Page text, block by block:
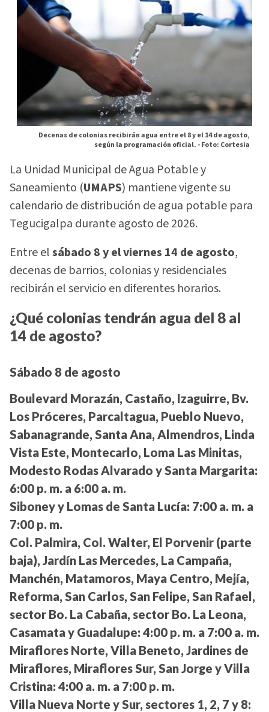
Decenas de colonias recibirán agua entre el 8 y el 14 de agosto,
según la programación oficial. -Foto: Cortesia
La Unidad Municipal de Agua Potable y
Saneamiento (UMAPS) mantiene vigente su
calendario de distribución de agua potable para
Tegucigalpa durante agosto de 2026.
Entre elsábado 8 y el viernes 14 de agosto,
decenas de barrios, colonias y residenciales
recibirán el servicio en diferentes horarios.
¿Qué colonias tendrán agua del 8 al
14 de agosto?
Sábado 8 de agosto
Boulevard Morazán, Castaño, Izaguirre, Bv.
Los Próceres, Parcaltagua, Pueblo Nuevo,
Sabanagrande, Santa Ana, Almendros, Linda
Vista Este, Montecarlo, Loma Las Minitas,
Modesto Rodas Alvarado y Santa Margarita:
6:00 p. m. a 6:00 a. m.
Siboney y Lomas de Santa Lucía: 7:00 a. m. a
7:00 p. m.
Col. Palmira, Col. Walter, El Porvenir (parte
baja), Jardín Las Mercedes, La Campaña,
Manchén, Matamoros, Maya Centro, Mejía,
Reforma, San Carlos, San Felipe, San Rafael,
sector Bo. La Cabaña, sector Bo. La Leona,
Casamata y Guadalupe: 4:00 p. m. a 7:00 a. m.
Miraflores Norte, Villa Beneto, Jardines de
Miraflores, Miraflores Sur, San Jorge y Villa
Cristina: 4:00 a. m. a 7:00 p. m.
Villa Nueva Norte y Sur, sectores 1, 2, 7 y 8: